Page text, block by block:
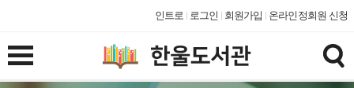
인트로 로그인 회원가입 온라인정회원 신청